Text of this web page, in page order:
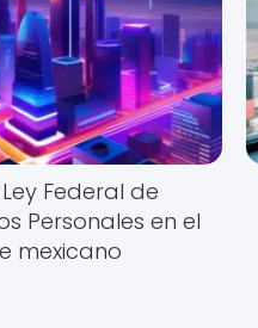
Federal de
Personales en el
mexicano